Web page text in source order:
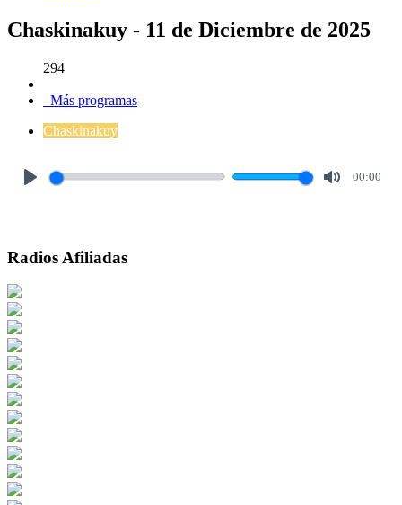
Chaskinakuy - 11 de Diciembre de 2025
294
Más programas
Chaskinakuy
00:00
Radios Afiliadas